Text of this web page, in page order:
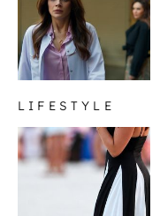
LIFESTYLE